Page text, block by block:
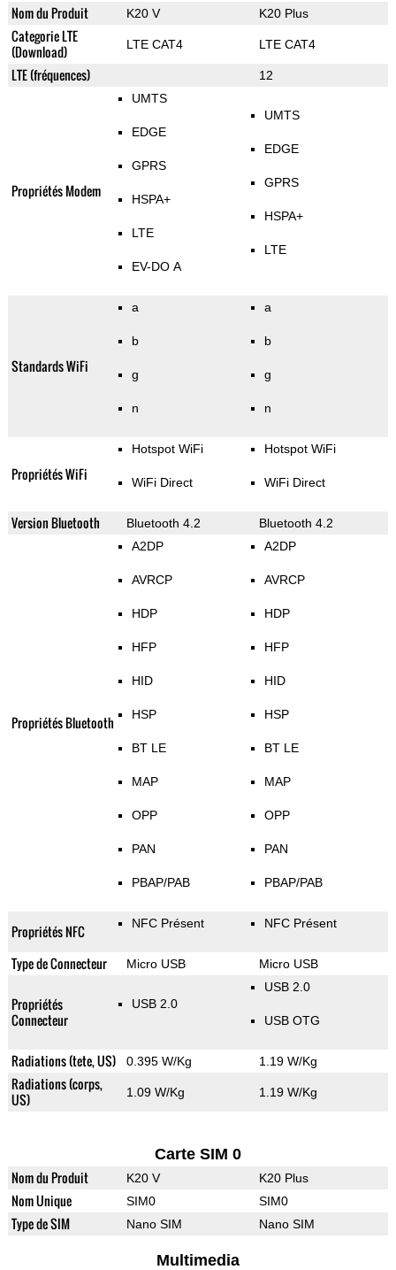
Nom du Produit K20 V K20 Plus
Categorie LTE
(Download)
LTE CAT4 LTE CAT4
LTE (fréquences) 12
Propriétés Modem
UMTS
EDGE
GPRS
HSPA+
LTE
EV-DO A
UMTS
EDGE
GPRS
HSPA+
LTE
Standards WiFi
a
b
g
n
a
b
g
n
Propriétés WiFi
Hotspot WiFi
WiFi Direct
Hotspot WiFi
WiFi Direct
Version Bluetooth Bluetooth 4.2 Bluetooth 4.2
Propriétés Bluetooth
A2DP
AVRCP
HDP
HFP
HID
HSP
BT LE
MAP
OPP
PAN
PBAP/PAB
A2DP
AVRCP
HDP
HFP
HID
HSP
BT LE
MAP
OPP
PAN
PBAP/PAB
Propriétés NFC NFC Présent NFC Présent
Type de Connecteur Micro USB Micro USB
Propriétés
Connecteur
USB 2.0
USB 2.0
USB OTG
Radiations (tete, US) 0.395 W/Kg 1.19 W/Kg
Radiations (corps,
US)
1.09 W/Kg 1.19 W/Kg
Carte SIM 0
Nom du Produit K20 V K20 Plus
Nom Unique SIM0 SIM0
Type de SIM Nano SIM Nano SIM
Multimedia